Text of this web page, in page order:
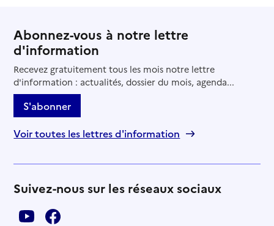
Abonnez-vous à notre lettre
d'information
Recevez gratuitement tous les mois notre lettre
d'information : actualités, dossier du mois, agenda...
S'abonner
Voir toutes les lettres d'information
Suivez-nous sur les réseaux sociaux